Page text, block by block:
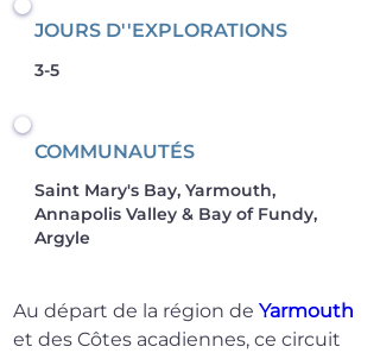
JOURS D''EXPLORATIONS
3-5
COMMUNAUTÉS
Saint Mary's Bay, Yarmouth,
Annapolis Valley & Bay of Fundy,
Argyle
Au départ de la région de Yarmouth
et des Côtes acadiennes, ce circuit